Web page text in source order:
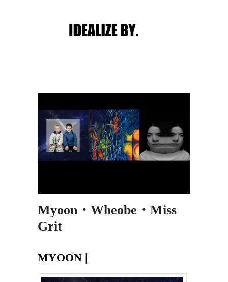
Myoon・Wheobe・Miss
Grit
MYOON |